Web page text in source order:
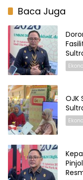
Baca Juga
OJK